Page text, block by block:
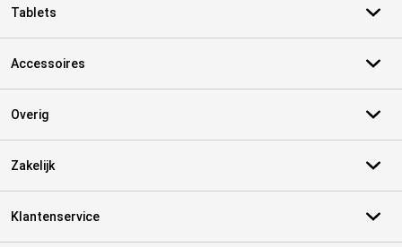
Tablets
Accessoires
Overig
Zakelijk
Klantenservice